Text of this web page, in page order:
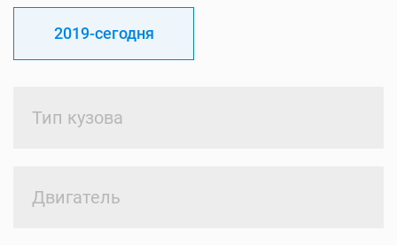
2019-сегодня
Тип кузова
Двигатель